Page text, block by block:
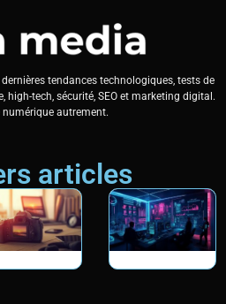
tendances technologiques, tests de
high-tech, sécurité, SEO et marketing digital.
numérique autrement.
articles